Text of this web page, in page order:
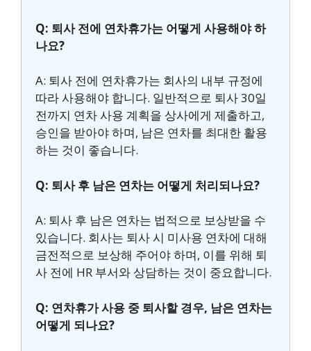
Q: 퇴사 전에 연차휴가는 어떻게 사용해야 하
나요?
A: 퇴사 전에 연차휴가는 회사의 내부 규정에
따라 사용해야 합니다. 일반적으로 퇴사 30일
전까지 연차 사용 계획을 상사에게 제출하고,
승인을 받아야 하며, 남은 연차를 최대한 활용
하는 것이 좋습니다.
Q: 퇴사 후 남은 연차는 어떻게 처리되나요?
A: 퇴사 후 남은 연차는 법적으로 보상받을 수
있습니다. 회사는 퇴사 시 미사용 연차에 대해
금전적으로 보상해 주어야 하며, 이를 위해 퇴
사 전에 HR 부서와 상담하는 것이 중요합니다.
Q: 연차휴가 사용 중 퇴사할 경우, 남은 연차는
어떻게 되나요?